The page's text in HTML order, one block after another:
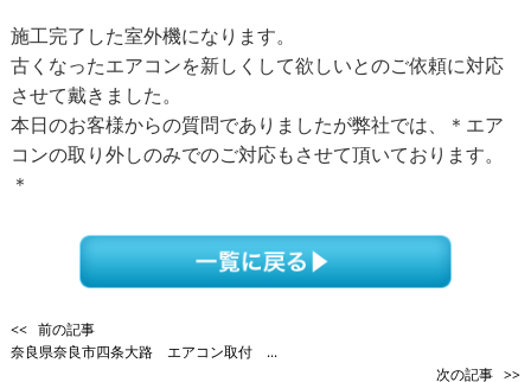
施工完了した室外機になります。
古くなったエアコンを新しくして欲しいとのご依頼に対応
させて戴きました。
本日のお客様からの質問でありましたが弊社では、＊エア
コンの取り外しのみでのご対応もさせて頂いております。
＊
<< 前の記事
奈良県奈良市四条大路 エアコン取付 ...
次の記事 >>